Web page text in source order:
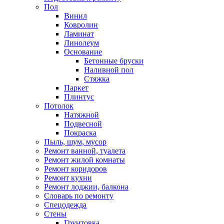
Пол
Винил
Ковролин
Ламинат
Линолеум
Основание
Бетонные бруски
Наливной пол
Стяжка
Паркет
Плинтус
Потолок
Натяжной
Подвесной
Покраска
Пыль, шум, мусор
Ремонт ванной, туалета
Ремонт жилой комнаты
Ремонт коридоров
Ремонт кухни
Ремонт лоджии, балкона
Словарь по ремонту
Спецодежда
Стены